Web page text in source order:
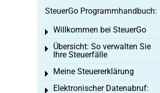
SteuerGo Programmhandbuch:
Willkommen bei SteuerGo
Toggle menu
Übersicht: So verwalten Sie
Ihre Steuerfälle
Toggle menu
Meine Steuererklärung
Toggle menu
Elektronischer Datenabruf: